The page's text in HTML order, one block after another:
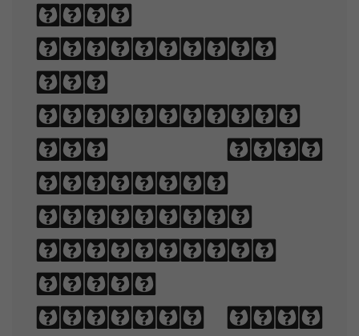
when
displayed.
The
arrangement
of type
involves
selecting
typefaces,
point
sizes, line